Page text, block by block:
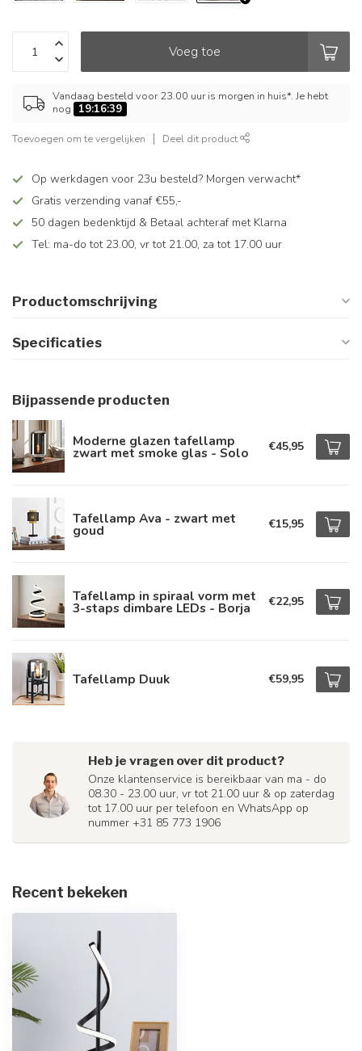
Voeg toe
Vandaag besteld voor 23.00 uur is morgen in huis*. Je hebt
nog
19:16:39
Toevoegen om te vergelijken Deel dit product
Op werkdagen voor 23u besteld? Morgen verwacht*
Gratis verzending vanaf €55,-
50 dagen bedenktijd & Betaal achteraf met Klarna
Tel: ma-do tot 23.00, vr tot 21.00, za tot 17.00 uur
Productomschrijving
Specificaties
Bijpassende producten
Moderne glazen tafellamp
zwart met smoke glas - Solo €45,95
Tafellamp Ava - zwart met
goud €15,95
Tafellamp in spiraal vorm met
3-staps dimbare LEDs - Borja €22,95
Tafellamp Duuk €59,95
Heb je vragen over dit product?
Onze klantenservice is bereikbaar van ma - do
08.30 - 23.00 uur, vr tot 21.00 uur & op zaterdag
tot 17.00 uur per telefoon en WhatsApp op
nummer +31 85 773 1906
Recent bekeken